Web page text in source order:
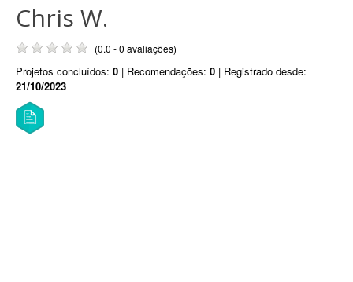
Chris W.
(0.0 - 0 avaliações)
Projetos concluídos: 0 | Recomendações: 0 | Registrado desde:
21/10/2023